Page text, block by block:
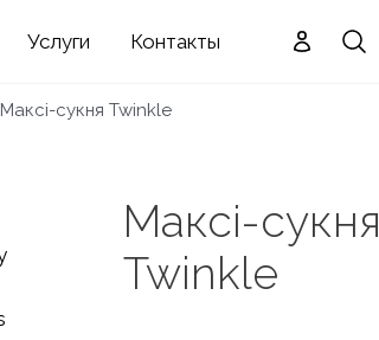
Услуги Контакты
Максі-сукня Twinkle
Максі-сукня
Twinkle